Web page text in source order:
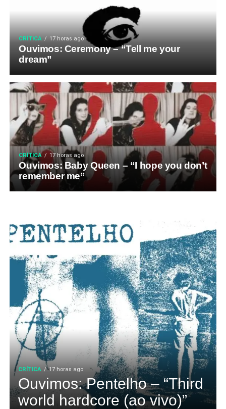
CRÍTICA 17 horas ago
Ouvimos: Ceremony – “Tell me your
dream”
CRÍTICA 17 horas ago
Ouvimos: Baby Queen – “I hope you don’t
remember me”
CRÍTICA 17 horas ago
Ouvimos: Pentelho – “Third
world hardcore (ao vivo)”